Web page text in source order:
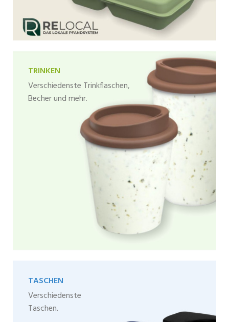
TRINKEN
Verschiedenste Trinkflaschen,
Becher und mehr.
TASCHEN
Verschiedenste
Taschen.